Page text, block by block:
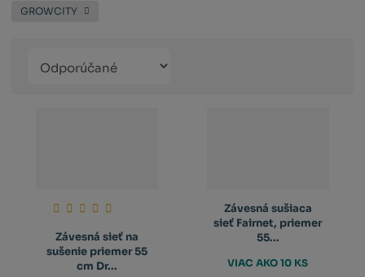
GROWCITY
produktů
Závesná sieť na
sušenie priemer 55
cm Dr...
Závesná sušiaca
sieť Fairnet, priemer
55...
VIAC AKO 10 KS